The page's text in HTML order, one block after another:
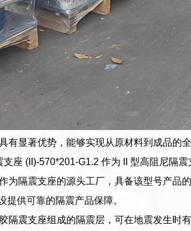
有显著优势，能够实现从原材料到成品的
座 (II)-570*201-G1.2 作为 II 型高阻尼隔
为隔震支座的源头工厂，具备该型号产品
提供可靠的隔震产品保障。
隔震支座组成的隔震层，可在地震发生时